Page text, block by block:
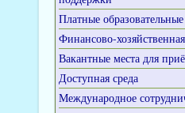
Платные
Финансово-
Вакантные места для
Доступная среда
Международное